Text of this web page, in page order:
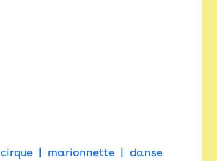
cirque marionnette danse